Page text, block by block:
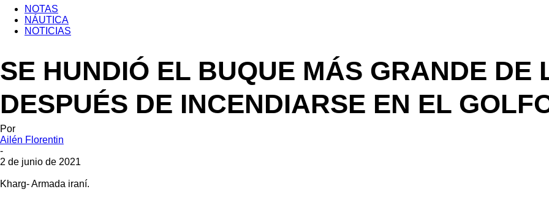
NOTAS
NÁUTICA
NOTICIAS
SE HUNDIÓ EL BUQUE MÁS GRANDE DE
DESPUÉS DE INCENDIARSE EN EL
Por
Ailén Florentin
-
2 de junio de 2021
Kharg- Armada iraní.